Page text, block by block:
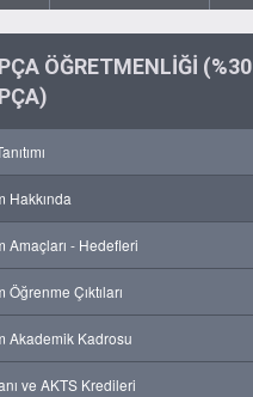
ÖĞRETMENLİĞİ (%30
Hakkında
Amaçları - Hedefleri
Öğrenme Çıktıları
Akademik Kadrosu
ve AKTS Kredileri